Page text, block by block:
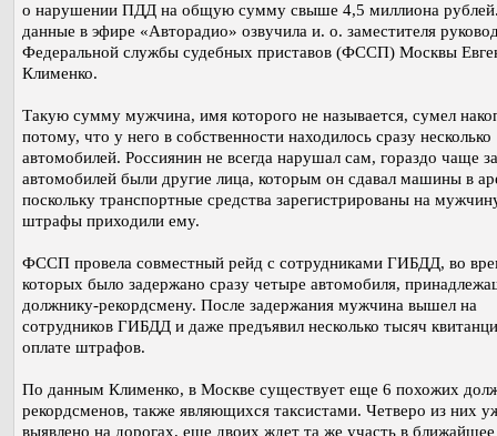
о нарушении ПДД на общую сумму свыше 4,5 миллиона
данные в эфире «Авторадио» озвучила и. о. заместителя
Федеральной службы судебных приставов (ФССП) Москвы
Клименко.
Такую сумму мужчина, имя которого не называется, сумел
потому, что у него в собственности находилось сразу несколько
автомобилей. Россиянин не всегда нарушал сам, гораздо чаще
автомобилей были другие лица, которым он сдавал машины в
поскольку транспортные средства зарегистрированы на
штрафы приходили ему.
ФССП провела совместный рейд с сотрудниками ГИБДД, во
которых было задержано сразу четыре автомобиля,
должнику-рекордсмену. После задержания мужчина вышел на
сотрудников ГИБДД и даже предъявил несколько тысяч
оплате штрафов.
По данным Клименко, в Москве существует еще 6 похожих
рекордсменов, также являющихся таксистами. Четверо из них
выявлено на дорогах, еще двоих ждет та же участь в